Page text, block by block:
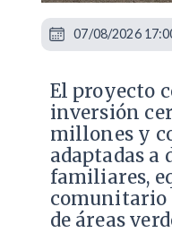
El proyecto
inversión
millones y
adaptadas
familiares,
comunitario
de áreas
07/08/2026